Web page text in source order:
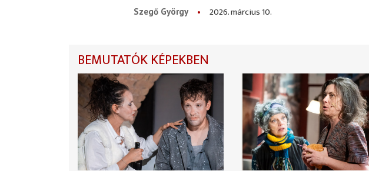
Szegő György
2026. március 10.
BEMUTATÓK KÉPEKBEN